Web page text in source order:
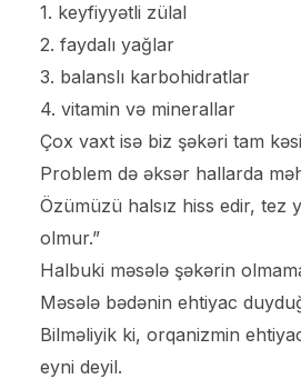
1. keyfiyyətli zülal
2. faydalı yağlar
3. balanslı karbohidratlar
4. vitamin və minerallar
Çox vaxt isə biz şəkəri tam
Problem də əksər hallarda
Özümüzü halsız hiss edir, tez
olmur.”
Halbuki məsələ şəkərin
Məsələ bədənin ehtiyac
Bilməliyik ki, orqanizmin
eyni deyil.